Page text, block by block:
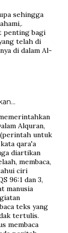
sehingga
penting bagi
telah di
di dalam Al-
Alquran,
untuk
qara'a
diartikan
membaca,
ciri
96:1 dan 3,
manusia
teks yang
tertulis.
membaca